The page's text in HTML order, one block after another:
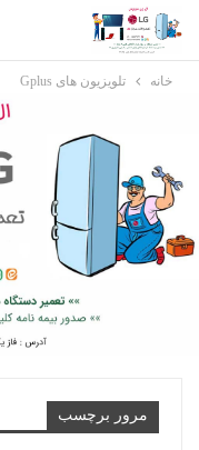
خانه تلویزیون های Gplus
مرور برچسب